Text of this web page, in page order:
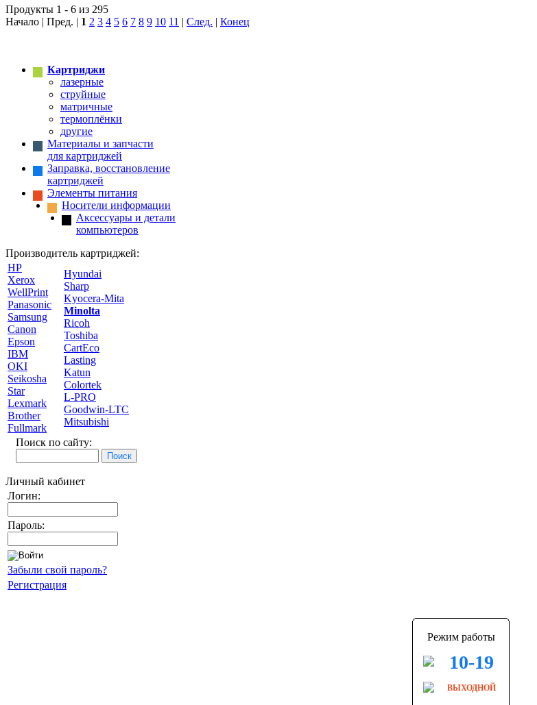
Продукты 1 - 6 из 295
Начало | Пред. | 1 2 3 4 5 6 7 8 9 10 11 | След. | Конец
Картриджи
лазерные
струйные
матричные
термоплёнки
другие
Материалы и запчасти
для картриджей
Заправка, восстановление
картриджей
Элементы питания
Носители информации
Аксессуары и детали
компьютеров
Производитель картриджей:
HP
Xerox
WellPrint
Panasonic
Samsung
Canon
Epson
IBM
OKI
Seikosha
Star
Lexmark
Brother
Fullmark
Hyundai
Sharp
Kyocera-Mita
Minolta
Ricoh
Toshiba
CartEco
Lasting
Katun
Colortek
L-PRO
Goodwin-LTC
Mitsubishi
Поиск по сайту:
Личный кабинет
Логин:
Пароль:
Забыли свой пароль?
Регистрация
Режим работы
10-19
ВЫХОДНОЙ